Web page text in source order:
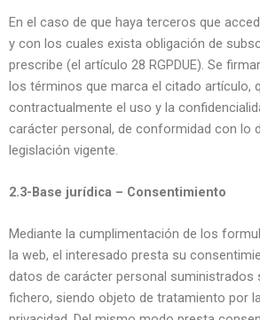
En el caso de que haya terceros que
y con los cuales exista obligación de
prescribe (el artículo 28 RGPDUE). Se
los términos que marca el citado artículo,
contractualmente el uso y la
carácter personal, de conformidad con lo
legislación vigente.
2.3-Base jurídica – Consentimiento
Mediante la cumplimentación de los
la web, el interesado presta su
datos de carácter personal suministrados
fichero, siendo objeto de tratamiento por